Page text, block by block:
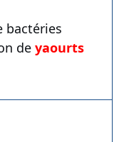
bactéries
de yaourts